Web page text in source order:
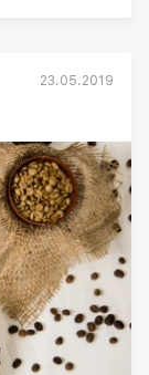
23.05.2019